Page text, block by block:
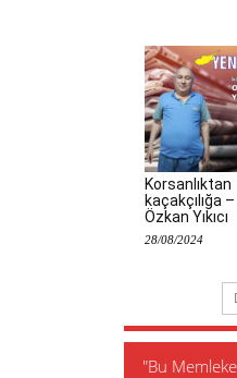
Korsanlıktan
kaçakçılığa –
Özkan Yıkıcı
28/08/2024
"Bu